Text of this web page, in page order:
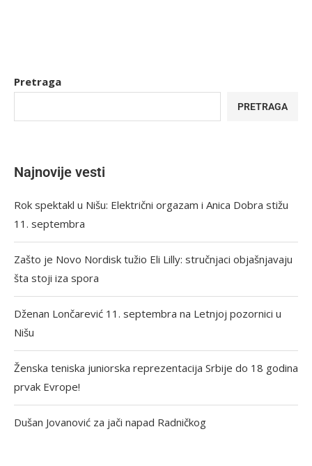
Pretraga
PRETRAGA
Najnovije vesti
Rok spektakl u Nišu: Električni orgazam i Anica Dobra stižu
11. septembra
Zašto je Novo Nordisk tužio Eli Lilly: stručnjaci objašnjavaju
šta stoji iza spora
Dženan Lončarević 11. septembra na Letnjoj pozornici u
Nišu
Ženska teniska juniorska reprezentacija Srbije do 18 godina
prvak Evrope!
Dušan Jovanović za jači napad Radničkog